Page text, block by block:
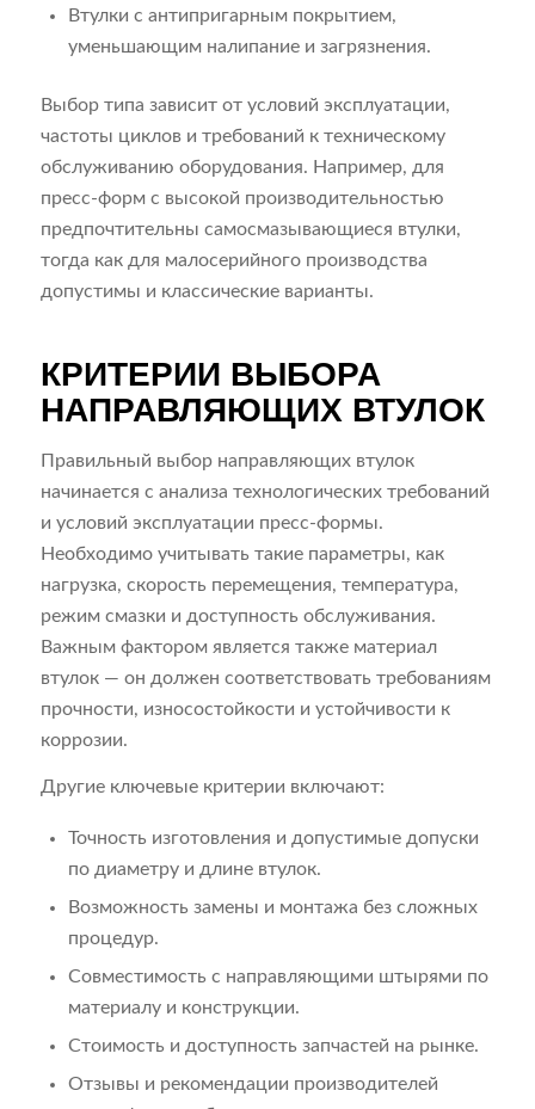
Втулки с антипригарным покрытием,
уменьшающим налипание и загрязнения.
Выбор типа зависит от условий эксплуатации,
частоты циклов и требований к техническому
обслуживанию оборудования. Например, для
пресс-форм с высокой производительностью
предпочтительны самосмазывающиеся втулки,
тогда как для малосерийного производства
допустимы и классические варианты.
КРИТЕРИИ ВЫБОРА
НАПРАВЛЯЮЩИХ ВТУЛОК
Правильный выбор направляющих втулок
начинается с анализа технологических требований
и условий эксплуатации пресс-формы.
Необходимо учитывать такие параметры, как
нагрузка, скорость перемещения, температура,
режим смазки и доступность обслуживания.
Важным фактором является также материал
втулок — он должен соответствовать требованиям
прочности, износостойкости и устойчивости к
коррозии.
Другие ключевые критерии включают:
Точность изготовления и допустимые допуски
по диаметру и длине втулок.
Возможность замены и монтажа без сложных
процедур.
Совместимость с направляющими штырями по
материалу и конструкции.
Стоимость и доступность запчастей на рынке.
Отзывы и рекомендации производителей